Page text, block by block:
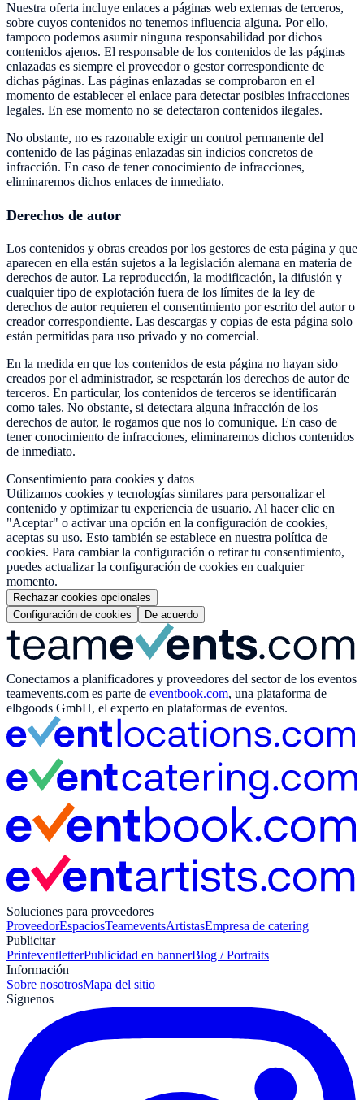
Nuestra oferta incluye enlaces a páginas web externas de terceros,
sobre cuyos contenidos no tenemos influencia alguna. Por ello,
tampoco podemos asumir ninguna responsabilidad por dichos
contenidos ajenos. El responsable de los contenidos de las páginas
enlazadas es siempre el proveedor o gestor correspondiente de
dichas páginas. Las páginas enlazadas se comprobaron en el
momento de establecer el enlace para detectar posibles infracciones
legales. En ese momento no se detectaron contenidos ilegales.
No obstante, no es razonable exigir un control permanente del
contenido de las páginas enlazadas sin indicios concretos de
infracción. En caso de tener conocimiento de infracciones,
eliminaremos dichos enlaces de inmediato.
Derechos de autor
Los contenidos y obras creados por los gestores de esta página y que
aparecen en ella están sujetos a la legislación alemana en materia de
derechos de autor. La reproducción, la modificación, la difusión y
cualquier tipo de explotación fuera de los límites de la ley de
derechos de autor requieren el consentimiento por escrito del autor o
creador correspondiente. Las descargas y copias de esta página solo
están permitidas para uso privado y no comercial.
En la medida en que los contenidos de esta página no hayan sido
creados por el administrador, se respetarán los derechos de autor de
terceros. En particular, los contenidos de terceros se identificarán
como tales. No obstante, si detectara alguna infracción de los
derechos de autor, le rogamos que nos lo comunique. En caso de
tener conocimiento de infracciones, eliminaremos dichos contenidos
de inmediato.
Consentimiento para cookies y datos
Utilizamos cookies y tecnologías similares para personalizar el
contenido y optimizar tu experiencia de usuario. Al hacer clic en
"Aceptar" o activar una opción en la configuración de cookies,
aceptas su uso. Esto también se establece en nuestra política de
cookies. Para cambiar la configuración o retirar tu consentimiento,
puedes actualizar la configuración de cookies en cualquier
momento.
Rechazar cookies opcionales
Configuración de cookies
De acuerdo
Conectamos a planificadores y proveedores del sector de los eventos
teamevents.com es parte de eventbook.com, una plataforma de
elbgoods GmbH, el experto en plataformas de eventos.
Soluciones para proveedores
ProveedorEspaciosTeameventsArtistasEmpresa de catering
Publicitar
PrinteventletterPublicidad en bannerBlog / Portraits
Información
Sobre nosotrosMapa del sitio
Síguenos